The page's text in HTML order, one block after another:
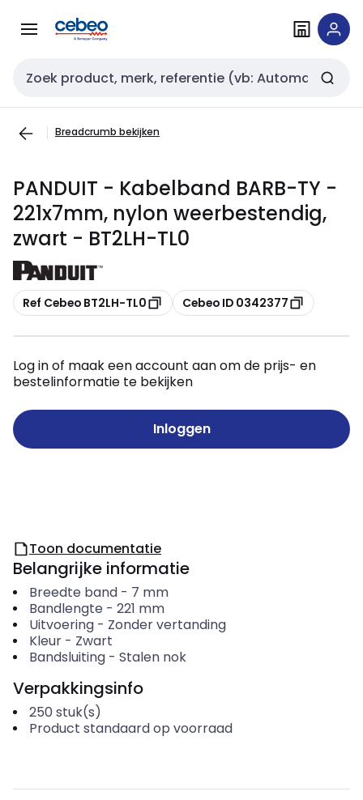
naar
naar
Zoekveld invoer
Breadcrumb bekijken
PANDUIT - Kabelband BARB-TY -
221x7mm, nylon weerbestendig,
zwart - BT2LH-TL0
Kopiëren
Ref Cebeo BT2LH-TL0 Kopiëren
Cebeo ID 0342377
Log in of maak een account aan om de prijs- en
bestelinformatie te bekijken
Inloggen
Toon documentatie
Belangrijke informatie
Breedte band- 7 mm
Bandlengte - 221 mm
Uitvoering- Zonder vertanding
Kleur- Zwart
Bandsluiting- Stalen nok
Verpakkingsinfo
250 stuk(s)
Product standaard op voorraad